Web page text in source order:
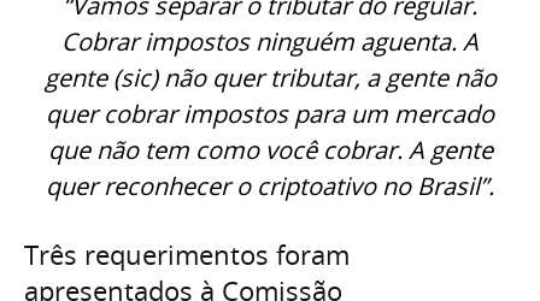
Cobrar impostos ninguém aguenta. A
gente (sic) não quer tributar, a gente não
quer cobrar impostos para um mercado
que não tem como você cobrar. A gente
quer reconhecer o criptoativo no Brasil”.
Três requerimentos foram
apresentados à Comissão